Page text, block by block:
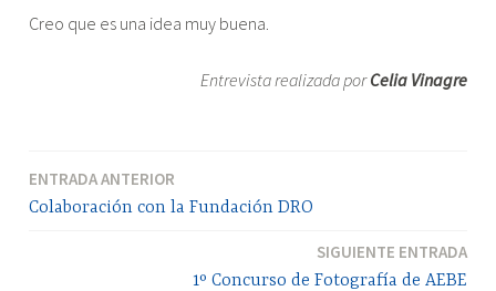
Creo que es una idea muy buena.
Entrevista realizada porCelia Vinagre
Navegación
ENTRADA ANTERIOR
Colaboración con la Fundación DRO
SIGUIENTE ENTRADA
1º Concurso de Fotografía de AEBE